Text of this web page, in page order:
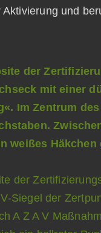
Aktivierung und